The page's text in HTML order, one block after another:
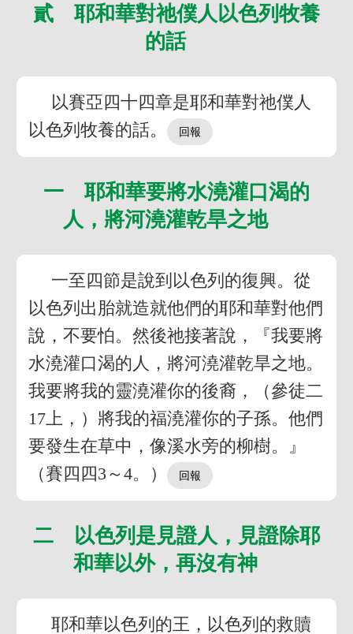
貳 耶和華對祂僕人以色列牧養
的話
以賽亞四十四章是耶和華對祂僕人
以色列牧養的話。
一 耶和華要將水澆灌口渴的
人，將河澆灌乾旱之地
一至四節是說到以色列的復興。從
以色列出胎就造就他們的耶和華對他們
說，不要怕。然後祂接著說，『我要將
水澆灌口渴的人，將河澆灌乾旱之地。
我要將我的靈澆灌你的後裔，（參徒二
17上，）將我的福澆灌你的子孫。他們
要發生在草中，像溪水旁的柳樹。』
（賽四四3～4。）
二 以色列是見證人，見證除耶
和華以外，再沒有神
耶和華以色列的王，以色列的救贖